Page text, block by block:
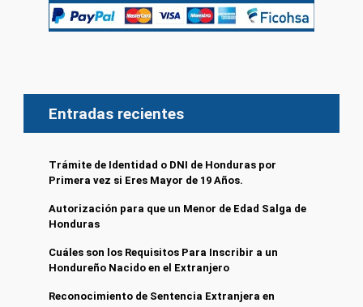
Entradas recientes
Trámite de Identidad o DNI de Honduras por
Primera vez si Eres Mayor de 19 Años.
Autorización para que un Menor de Edad Salga de
Honduras
Cuáles son los Requisitos Para Inscribir a un
Hondureño Nacido en el Extranjero
Reconocimiento de Sentencia Extranjera en